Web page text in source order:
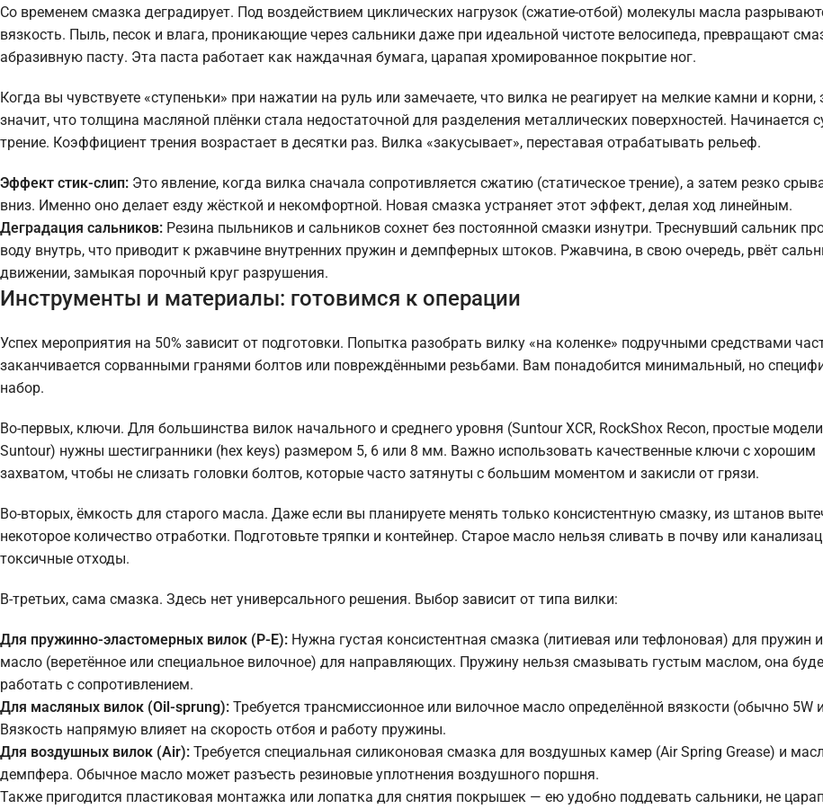
Со временем смазка деградирует. Под воздействием циклических нагрузок (сжатие-отбой) молекулы масла
вязкость. Пыль, песок и влага, проникающие через сальники даже при идеальной чистоте велосипеда, превращают
абразивную пасту. Эта паста работает как наждачная бумага, царапая хромированное покрытие ног.
Когда вы чувствуете «ступеньки» при нажатии на руль или замечаете, что вилка не реагирует на мелкие камни и корни,
значит, что толщина масляной плёнки стала недостаточной для разделения металлических поверхностей. Начинается
трение. Коэффициент трения возрастает в десятки раз. Вилка «закусывает», переставая отрабатывать рельеф.
Эффект стик-слип: Это явление, когда вилка сначала сопротивляется сжатию (статическое трение), а затем резко
вниз. Именно оно делает езду жёсткой и некомфортной. Новая смазка устраняет этот эффект, делая ход линейным.
Деградация сальников: Резина пыльников и сальников сохнет без постоянной смазки изнутри. Треснувший сальник
воду внутрь, что приводит к ржавчине внутренних пружин и демпферных штоков. Ржавчина, в свою очередь, рвёт
движении, замыкая порочный круг разрушения.
Инструменты и материалы: готовимся к операции
Успех мероприятия на 50% зависит от подготовки. Попытка разобрать вилку «на коленке» подручными средствами
заканчивается сорванными гранями болтов или повреждёнными резьбами. Вам понадобится минимальный, но
набор.
Во-первых, ключи. Для большинства вилок начального и среднего уровня (Suntour XCR, RockShox Recon, простые
Suntour) нужны шестигранники (hex keys) размером 5, 6 или 8 мм. Важно использовать качественные ключи с хорошим
захватом, чтобы не слизать головки болтов, которые часто затянуты с большим моментом и закисли от грязи.
Во-вторых, ёмкость для старого масла. Даже если вы планируете менять только консистентную смазку, из штанов
некоторое количество отработки. Подготовьте тряпки и контейнер. Старое масло нельзя сливать в почву или
токсичные отходы.
В-третьих, сама смазка. Здесь нет универсального решения. Выбор зависит от типа вилки:
Для пружинно-эластомерных вилок (P-E): Нужна густая консистентная смазка (литиевая или тефлоновая) для пружин
масло (веретённое или специальное вилочное) для направляющих. Пружину нельзя смазывать густым маслом, она
работать с сопротивлением.
Для масляных вилок (Oil-sprung): Требуется трансмиссионное или вилочное масло определённой вязкости (обычно 5W
Вязкость напрямую влияет на скорость отбоя и работу пружины.
Для воздушных вилок (Air): Требуется специальная силиконовая смазка для воздушных камер (Air Spring Grease) и
демпфера. Обычное масло может разъесть резиновые уплотнения воздушного поршня.
Также пригодится пластиковая монтажка или лопатка для снятия покрышек — ею удобно поддевать сальники, не